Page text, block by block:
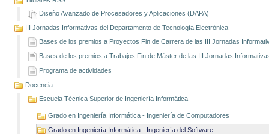
Diseño Avanzado de Procesadores y Aplicaciones (DAPA)
III Jornadas Informativas del Departamento de Tecnología Electrónica
Bases de los premios a Proyectos Fin de Carrera de las III Jornadas
Bases de los premios a Trabajos Fin de Máster de las III Jornadas
Programa de actividades
Docencia
Escuela Técnica Superior de Ingeniería Informática
Grado en Ingeniería Informática - Ingeniería de Computadores
Grado en Ingeniería Informática - Ingeniería del Software